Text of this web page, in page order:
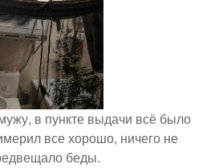
в пункте выдачи всё было
все хорошо, ничего не
беды.